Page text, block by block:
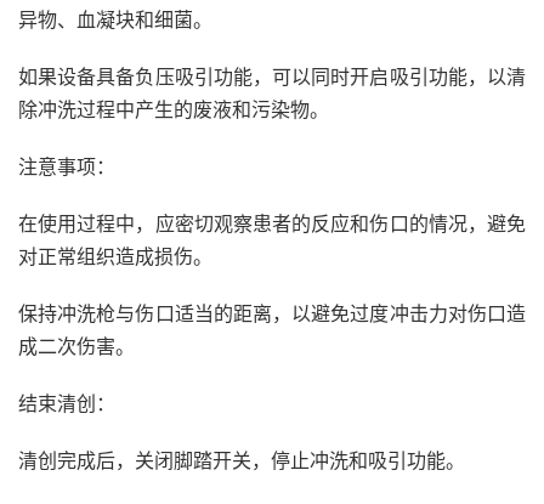
异物、血凝块和细菌。
如果设备具备负压吸引功能，可以同时开启吸引功能，以清
除冲洗过程中产生的废液和污染物。
注意事项：
在使用过程中，应密切观察患者的反应和伤口的情况，避免
对正常组织造成损伤。
保持冲洗枪与伤口适当的距离，以避免过度冲击力对伤口造
成二次伤害。
结束清创：
清创完成后，关闭脚踏开关，停止冲洗和吸引功能。